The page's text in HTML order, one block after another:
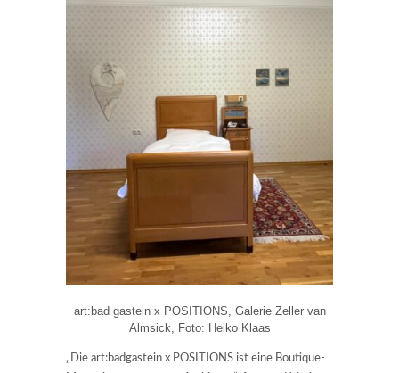
art:bad gastein x POSITIONS, Galerie Zeller van
Almsick, Foto: Heiko Klaas
„Die art:badgastein x POSITIONS ist eine Boutique-